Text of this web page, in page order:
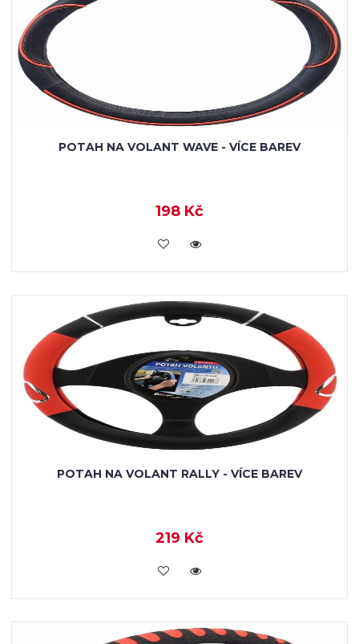
POTAH NA VOLANT WAVE - VÍCE BAREV
198 Kč
VLOŽIT DO KOŠÍKU
POTAH NA VOLANT RALLY - VÍCE BAREV
219 Kč
VLOŽIT DO KOŠÍKU